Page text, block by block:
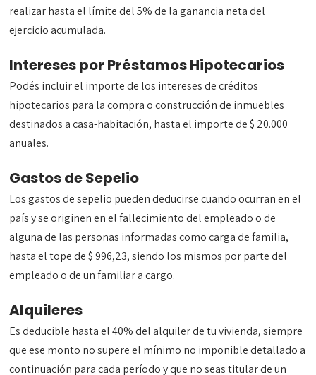
realizar hasta el límite del 5% de la ganancia neta del
ejercicio acumulada.
Intereses por Préstamos Hipotecarios
Podés incluir el importe de los intereses de créditos
hipotecarios para la compra o construcción de inmuebles
destinados a casa-habitación, hasta el importe de $ 20.000
anuales.
Gastos de Sepelio
Los gastos de sepelio pueden deducirse cuando ocurran en el
país y se originen en el fallecimiento del empleado o de
alguna de las personas informadas como carga de familia,
hasta el tope de $ 996,23, siendo los mismos por parte del
empleado o de un familiar a cargo.
Alquileres
Es deducible hasta el 40% del alquiler de tu vivienda, siempre
que ese monto no supere el mínimo no imponible detallado a
continuación para cada período y que no seas titular de un